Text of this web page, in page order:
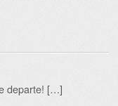
departe! […]